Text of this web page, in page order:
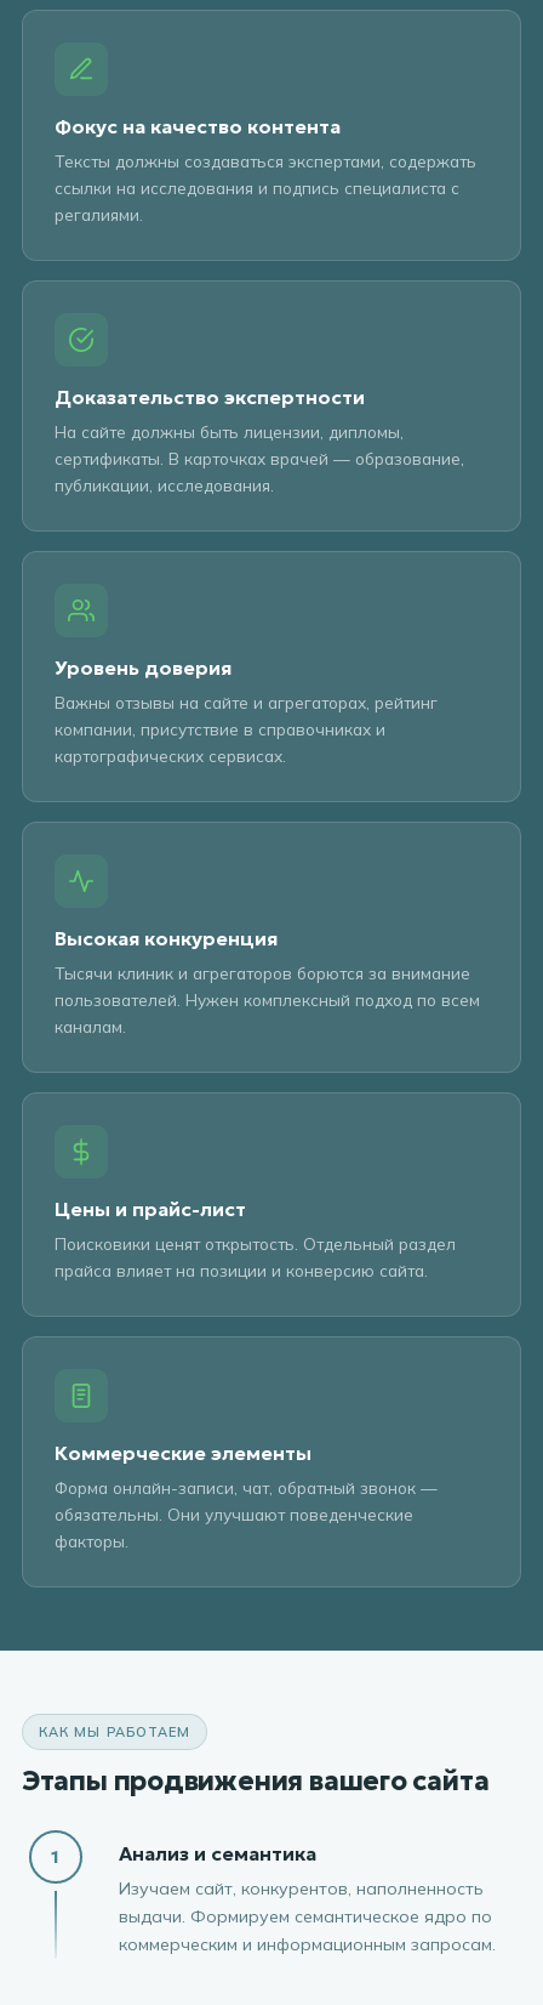
Фокус на качество контента
Тексты должны создаваться экспертами, содержать
ссылки на исследования и подпись специалиста с
регалиями.
Доказательство экспертности
На сайте должны быть лицензии, дипломы,
сертификаты. В карточках врачей — образование,
публикации, исследования.
Уровень доверия
Важны отзывы на сайте и агрегаторах, рейтинг
компании, присутствие в справочниках и
картографических сервисах.
Высокая конкуренция
Тысячи клиник и агрегаторов борются за внимание
пользователей. Нужен комплексный подход по всем
каналам.
Цены и прайс-лист
Поисковики ценят открытость. Отдельный раздел
прайса влияет на позиции и конверсию сайта.
Коммерческие элементы
Форма онлайн-записи, чат, обратный звонок —
обязательны. Они улучшают поведенческие
факторы.
КАК МЫ РАБОТАЕМ
Этапы продвижения вашего сайта
1 Анализ и семантика
Изучаем сайт, конкурентов, наполненность
выдачи. Формируем семантическое ядро по
коммерческим и информационным запросам.